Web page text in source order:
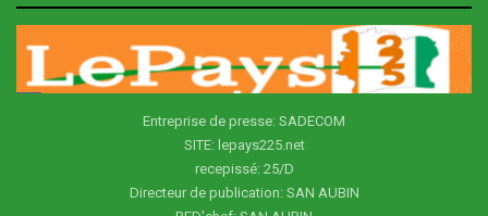
Entreprise de presse: SADECOM
SITE: lepays225.net
recepissé: 25/D
Directeur de publication: SAN AUBIN